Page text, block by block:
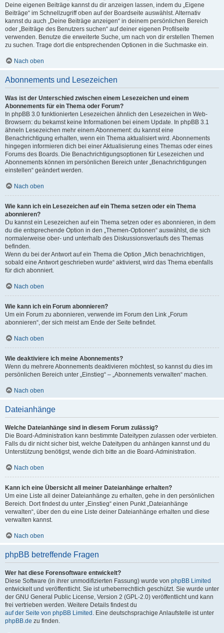
Deine eigenen Beiträge kannst du dir anzeigen lassen, indem du „Eigene
Beiträge“ im Schnellzugriff oben auf der Boardseite auswählst. Alternativ
kannst du auch „Deine Beiträge anzeigen“ in deinem persönlichen Bereich
oder „Beiträge des Benutzers suchen“ auf deiner eigenen Profilseite
verwenden. Benutze die erweiterte Suche, um nach von dir erstellen Themen
zu suchen. Trage dort die entsprechenden Optionen in die Suchmaske ein.
Nach oben
Abonnements und Lesezeichen
Was ist der Unterschied zwischen einem Lesezeichen und einem
Abonnements für ein Thema oder Forum?
In phpBB 3.0 funktionierten Lesezeichen ähnlich den Lesezeichen in Web-
Browsern: du bekamst keine Informationen bei einem Update. In phpBB 3.1
ähneln Lesezeichen mehr einem Abonnement: du kannst eine
Benachrichtigung erhalten, wenn ein Thema aktualisiert wird. Abonnements
hingegen informieren dich bei einer Aktualisierung eines Themas oder eines
Forums des Boards. Die Benachrichtigungsoptionen für Lesezeichen und
Abonnements können im persönlichen Bereich unter „Benachrichtigungen
einstellen“ geändert werden.
Nach oben
Wie kann ich ein Lesezeichen auf ein Thema setzen oder ein Thema
abonnieren?
Du kannst ein Lesezeichen auf ein Thema setzen oder es abonnieren, in dem
du die entsprechende Option in den „Themen-Optionen“ auswählst, die sich
normalerweise ober- und unterhalb des Diskussionsverlaufs des Themas
befinden.
Wenn du bei der Antwort auf ein Thema die Option „Mich benachrichtigen,
sobald eine Antwort geschrieben wurde“ aktivierst, wird das Thema ebenfalls
für dich abonniert.
Nach oben
Wie kann ich ein Forum abonnieren?
Um ein Forum zu abonnieren, verwende im Forum den Link „Forum
abonnieren“, der sich meist am Ende der Seite befindet.
Nach oben
Wie deaktiviere ich meine Abonnements?
Wenn du mehrere Abonnements deaktivieren möchtest, so kannst du dies im
persönlichen Bereich unter „Einstieg“ – „Abonnements verwalten“ machen.
Nach oben
Dateianhänge
Welche Dateianhänge sind in diesem Forum zulässig?
Die Board-Administration kann bestimmte Dateitypen zulassen oder verbieten.
Falls du dir nicht sicher bist, welche Dateitypen du anhängen kannst und du
Unterstützung benötigst, wende dich bitte an die Board-Administration.
Nach oben
Kann ich eine Übersicht all meiner Dateianhänge erhalten?
Um eine Liste all deiner Dateianhänge zu erhalten, gehe in den persönlichen
Bereich. Dort findest du unter „Einstieg“ einen Punkt „Dateianhänge
verwalten“, über den du eine Liste deiner Dateianhänge erhalten und diese
verwalten kannst.
Nach oben
phpBB betreffende Fragen
Wer hat diese Forensoftware entwickelt?
Diese Software (in ihrer unmodifizierten Fassung) wurde von phpBB Limited
entwickelt und veröffentlicht. Sie ist urheberrechtlich geschützt. Sie wurde unter
der GNU General Public License, Version 2 (GPL-2.0) veröffentlicht und kann
frei vertrieben werden. Weitere Details findest du
auf der Seite von phpBB Limited . Eine deutschsprachige Anlaufstelle ist unter
phpBB.de zu finden.